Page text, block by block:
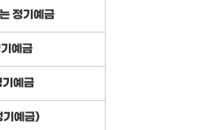
정기예금
예금
예금
기예금)